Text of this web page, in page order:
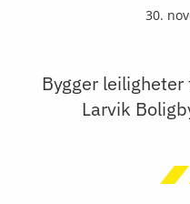
30.
Bygger
Larvik